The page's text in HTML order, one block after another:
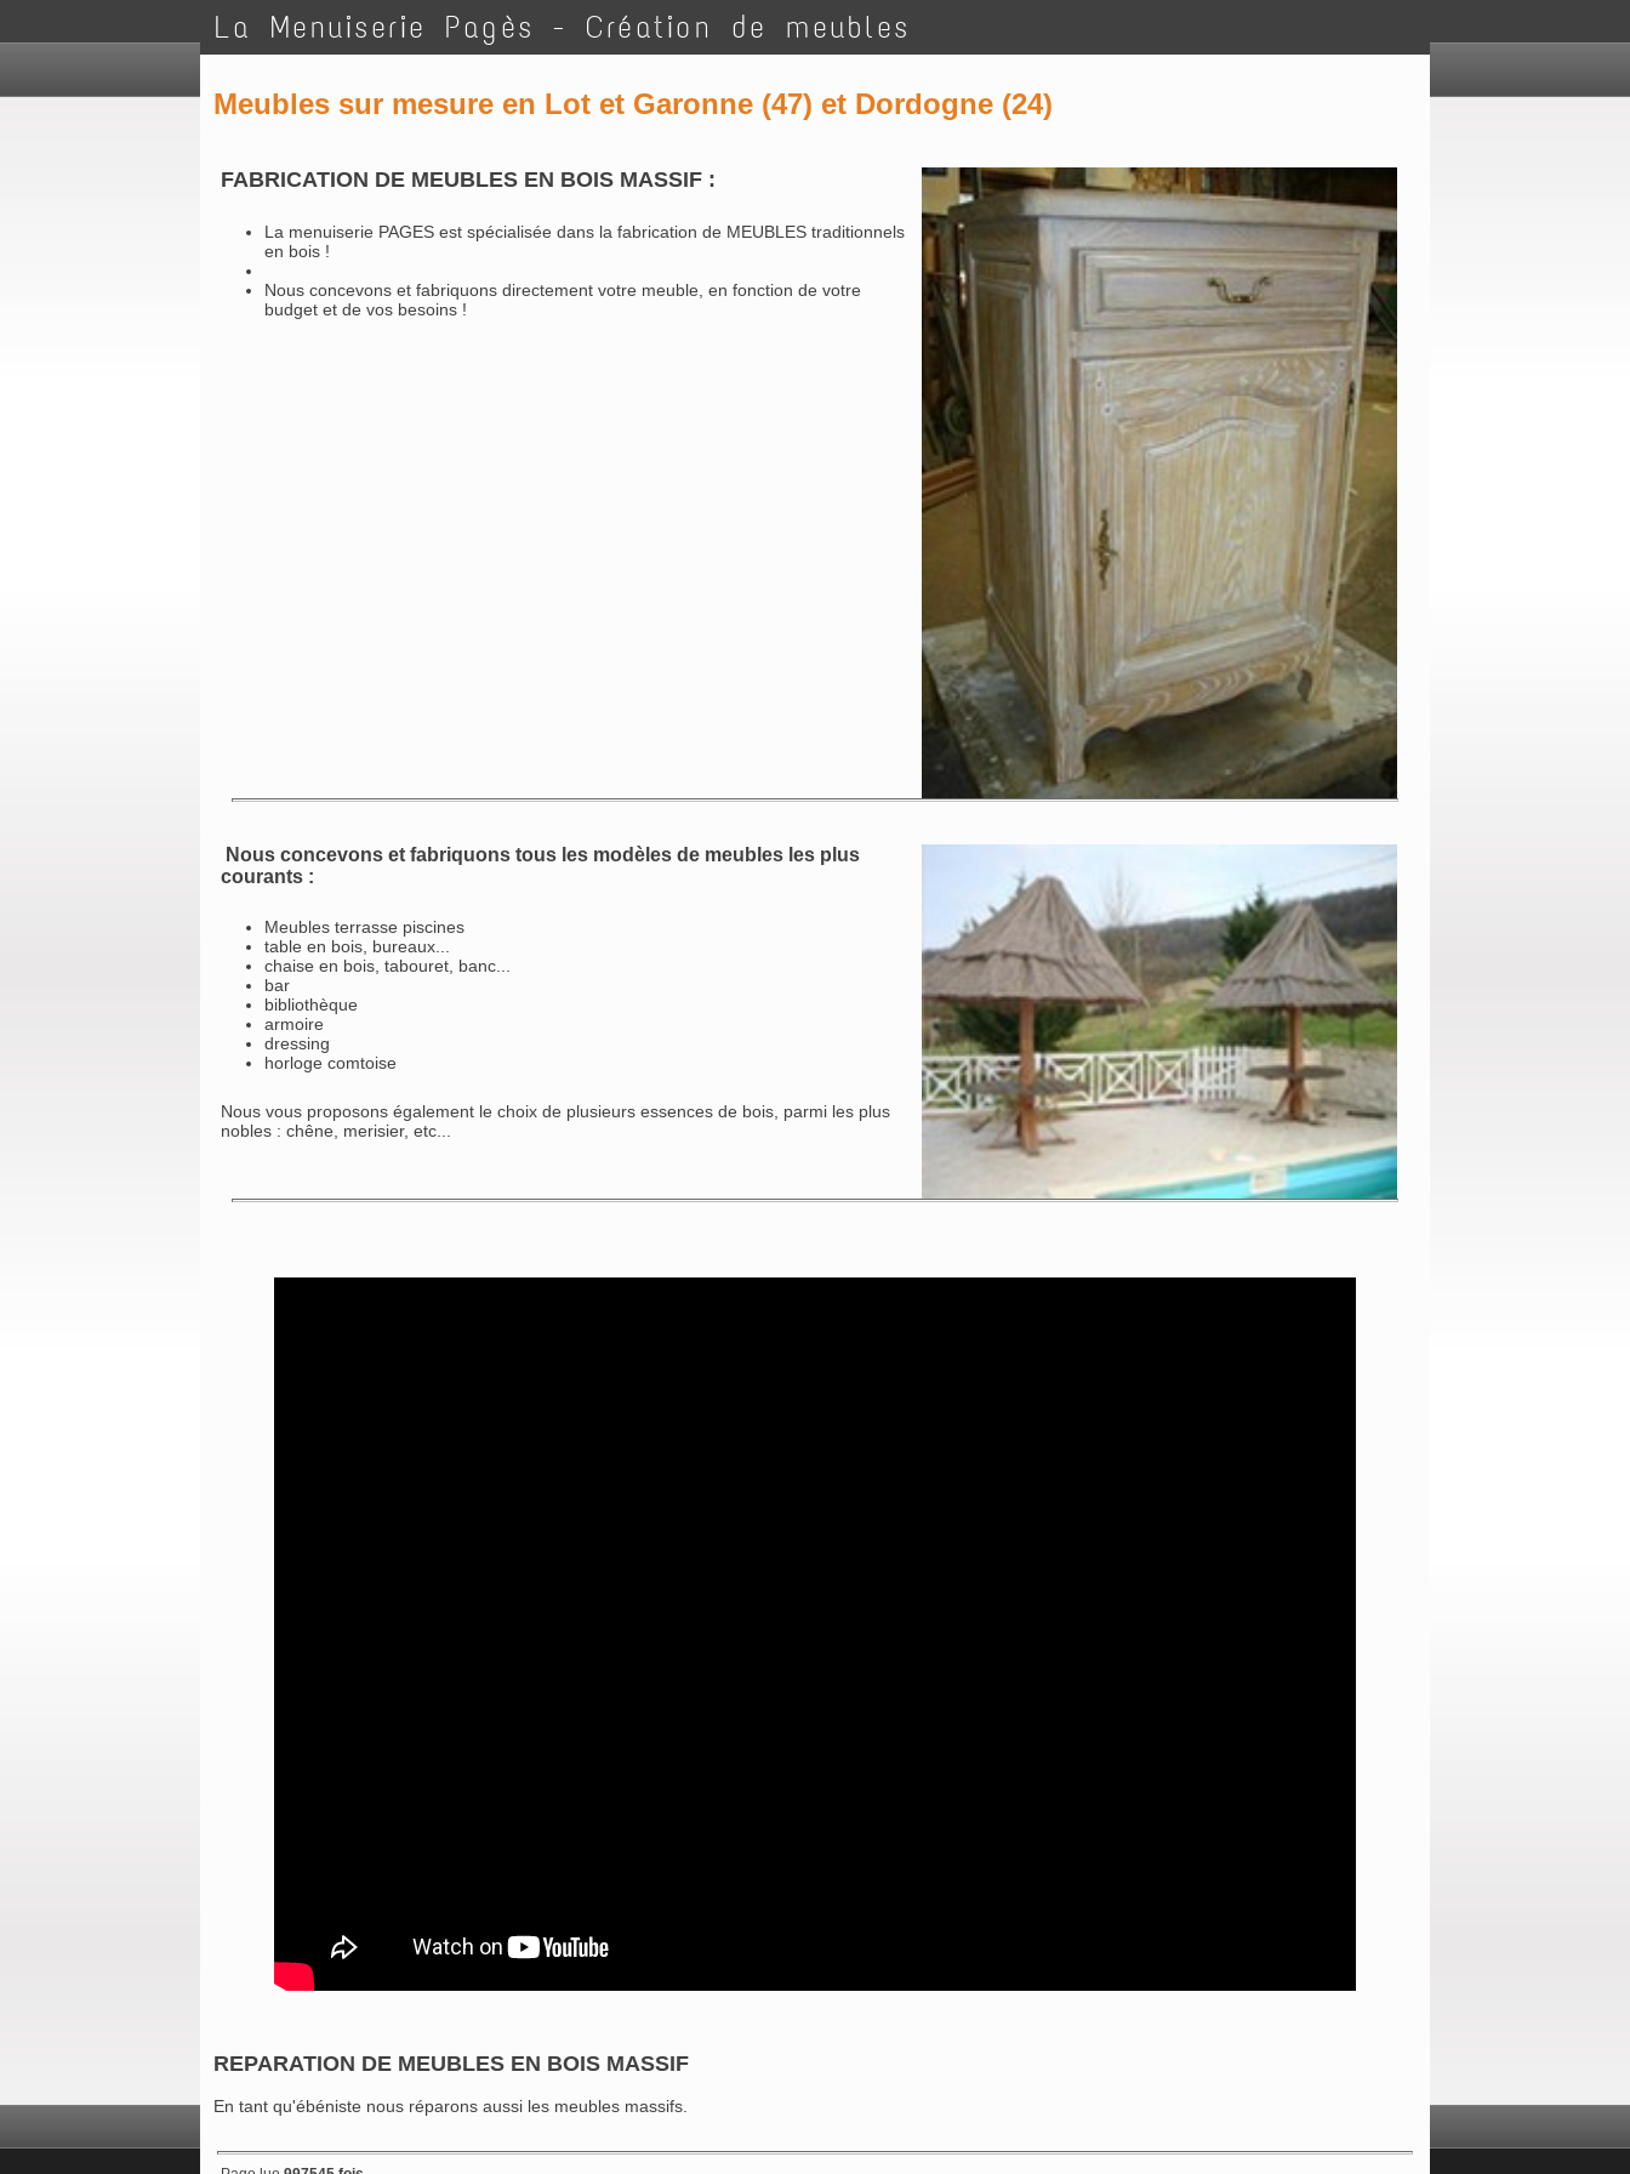
La Menuiserie Pagès - Création de meubles
Meubles sur mesure en Lot et Garonne (47) et Dordogne (24)
FABRICATION DE MEUBLES EN BOIS MASSIF :
La menuiserie PAGES est spécialisée dans la fabrication de MEUBLES traditionnels
en bois !
Nous concevons et fabriquons directement votre meuble, en fonction de votre
budget et de vos besoins !
Nous concevons et fabriquons tous les modèles de meubles les plus
courants :
Meubles terrasse piscines
table en bois, bureaux...
chaise en bois, tabouret, banc...
bar
bibliothèque
armoire
dressing
horloge comtoise
Nous vous proposons également le choix de plusieurs essences de bois, parmi les plus
nobles : chêne, merisier, etc...
REPARATION DE MEUBLES EN BOIS MASSIF
En tant qu'ébéniste nous réparons aussi les meubles massifs.